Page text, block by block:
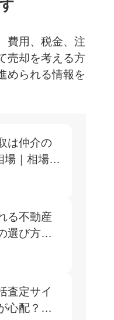
費用、税金、注
売却を考える方
められる情報を
は仲介の
場｜相場の
く売るコ
る不動産
選び方】
の違いと
査定サイ
心配？よ